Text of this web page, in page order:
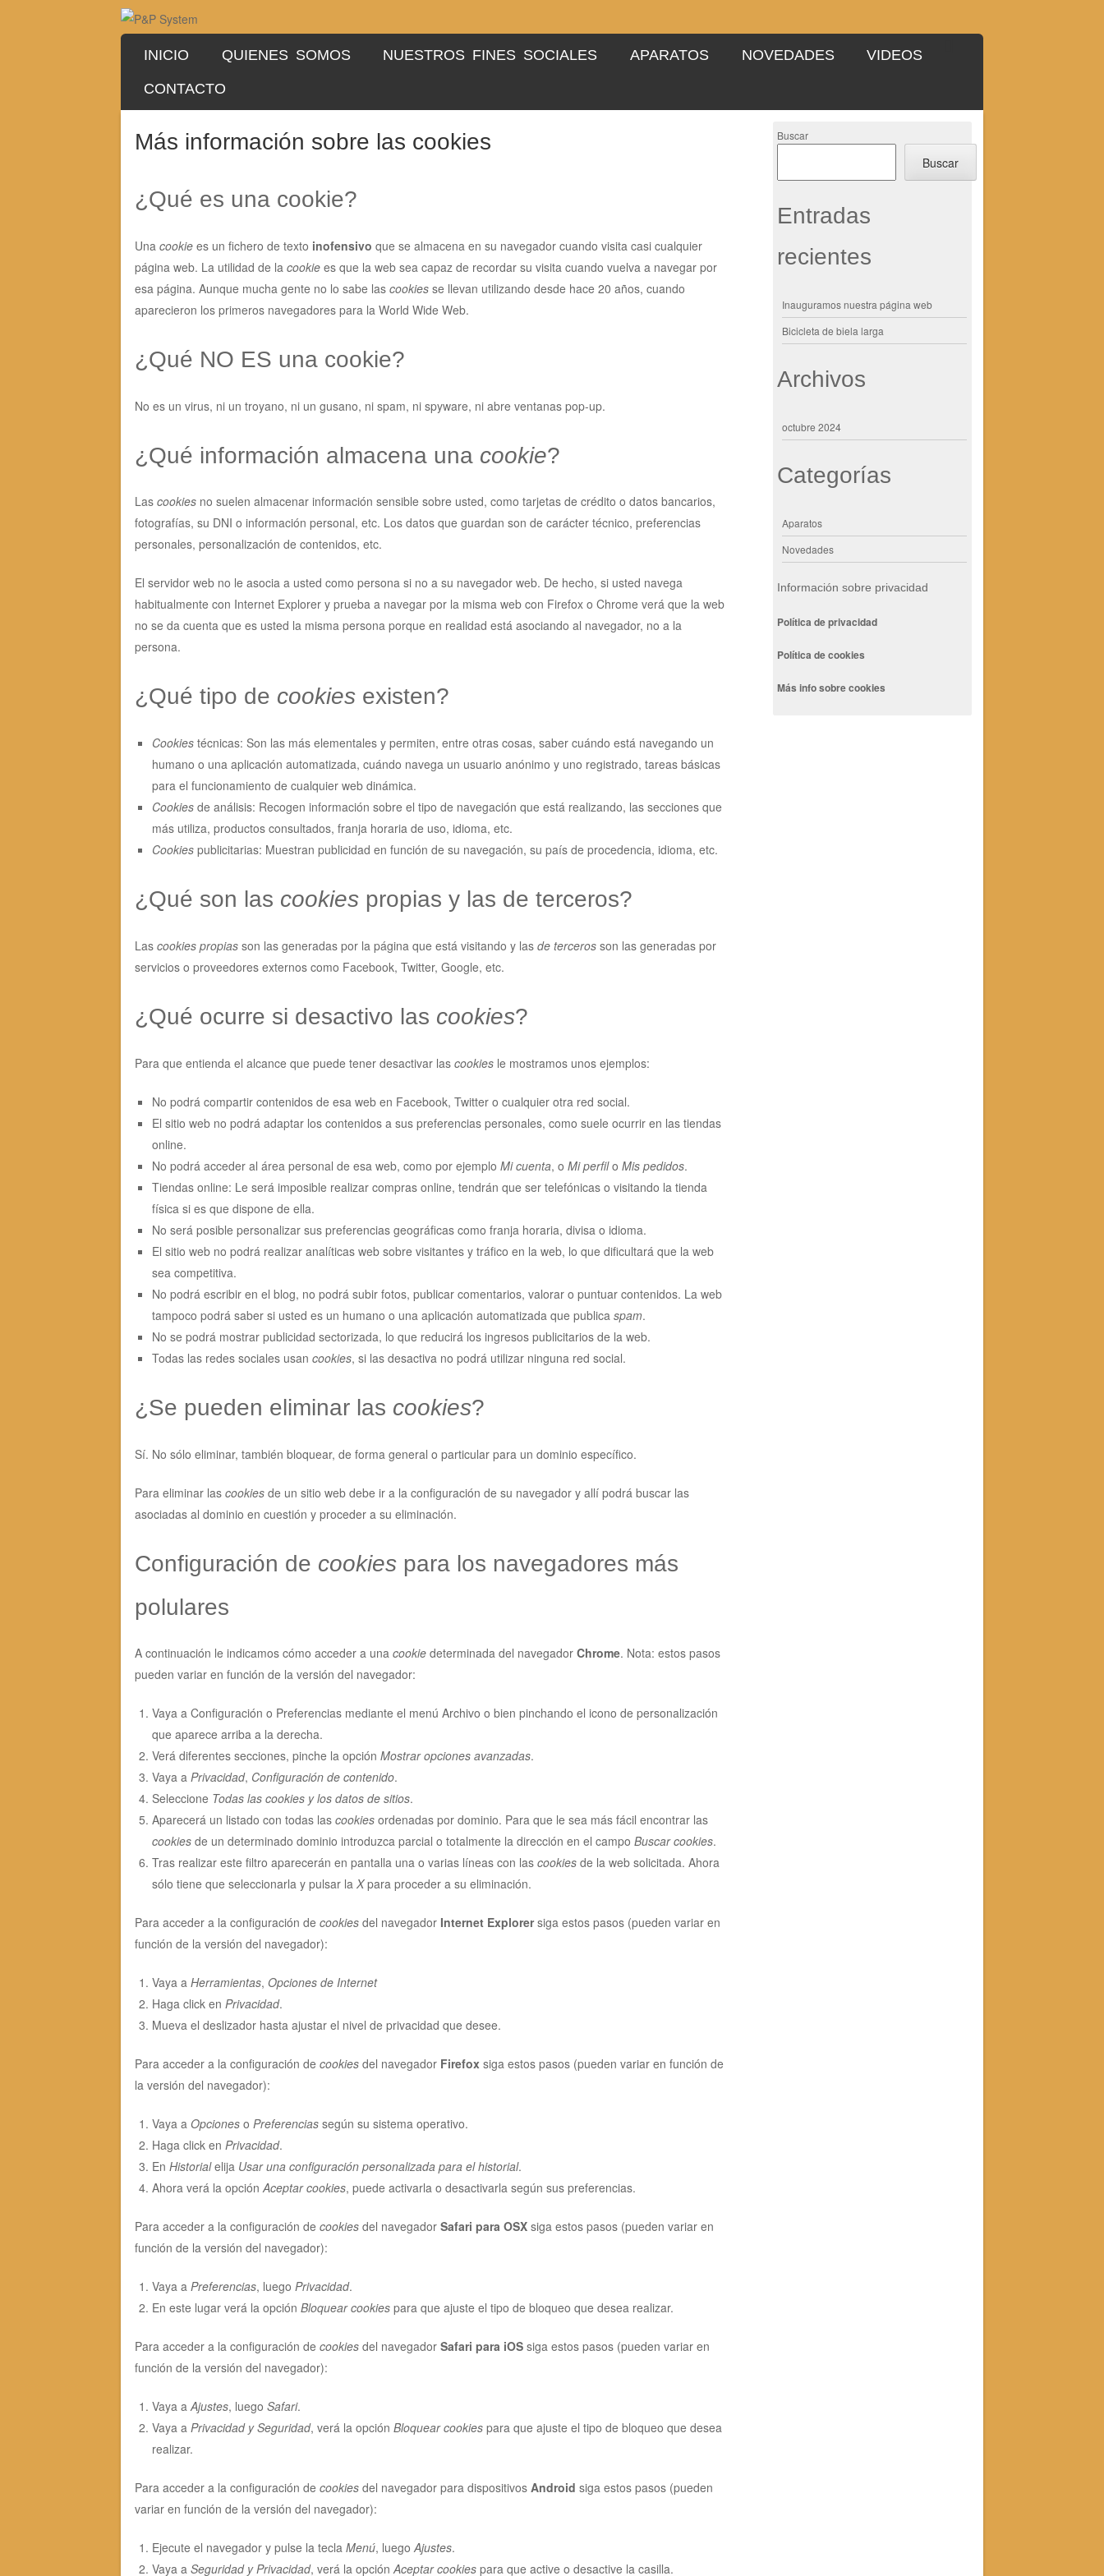
Menu
SKIP TO CONTENT
INICIO QUIENES SOMOS NUESTROS FINES SOCIALES APARATOS NOVEDADES VIDEOS
CONTACTO
Más información sobre las cookies
¿Qué es una cookie?
Una cookiees un fichero de texto inofensivo que se almacena en su navegador cuando visita casi cualquier
página web. La utilidad de la cookiees que la web sea capaz de recordar su visita cuando vuelva a navegar por
esa página. Aunque mucha gente no lo sabe las cookiesse llevan utilizando desde hace 20 años, cuando
aparecieron los primeros navegadores para la World Wide Web.
¿Qué NO ES una cookie?
No es un virus, ni un troyano, ni un gusano, ni spam, ni spyware, ni abre ventanas pop-up.
¿Qué información almacena una cookie?
Las cookiesno suelen almacenar información sensible sobre usted, como tarjetas de crédito o datos bancarios,
fotografías, su DNI o información personal, etc. Los datos que guardan son de carácter técnico, preferencias
personales, personalización de contenidos, etc.
El servidor web no le asocia a usted como persona si no a su navegador web. De hecho, si usted navega
habitualmente con Internet Explorer y prueba a navegar por la misma web con Firefox o Chrome verá que la web
no se da cuenta que es usted la misma persona porque en realidad está asociando al navegador, no a la
persona.
¿Qué tipo de cookiesexisten?
Cookiestécnicas: Son las más elementales y permiten, entre otras cosas, saber cuándo está navegando un
humano o una aplicación automatizada, cuándo navega un usuario anónimo y uno registrado, tareas básicas
para el funcionamiento de cualquier web dinámica.
Cookiesde análisis: Recogen información sobre el tipo de navegación que está realizando, las secciones que
más utiliza, productos consultados, franja horaria de uso, idioma, etc.
Cookiespublicitarias: Muestran publicidad en función de su navegación, su país de procedencia, idioma, etc.
¿Qué son las cookiespropias y las de terceros?
Las cookies propiasson las generadas por la página que está visitando y las de tercerosson las generadas por
servicios o proveedores externos como Facebook, Twitter, Google, etc.
¿Qué ocurre si desactivo las cookies?
Para que entienda el alcance que puede tener desactivar las cookiesle mostramos unos ejemplos:
No podrá compartir contenidos de esa web en Facebook, Twitter o cualquier otra red social.
El sitio web no podrá adaptar los contenidos a sus preferencias personales, como suele ocurrir en las tiendas
online.
No podrá acceder al área personal de esa web, como por ejemplo Mi cuenta, o Mi perfilo Mis pedidos.
Tiendas online: Le será imposible realizar compras online, tendrán que ser telefónicas o visitando la tienda
física si es que dispone de ella.
No será posible personalizar sus preferencias geográficas como franja horaria, divisa o idioma.
El sitio web no podrá realizar analíticas web sobre visitantes y tráfico en la web, lo que dificultará que la web
sea competitiva.
No podrá escribir en el blog, no podrá subir fotos, publicar comentarios, valorar o puntuar contenidos. La web
tampoco podrá saber si usted es un humano o una aplicación automatizada que publica spam.
No se podrá mostrar publicidad sectorizada, lo que reducirá los ingresos publicitarios de la web.
Todas las redes sociales usan cookies, si las desactiva no podrá utilizar ninguna red social.
¿Se pueden eliminar las cookies?
Sí. No sólo eliminar, también bloquear, de forma general o particular para un dominio específico.
Para eliminar las cookiesde un sitio web debe ir a la configuración de su navegador y allí podrá buscar las
asociadas al dominio en cuestión y proceder a su eliminación.
Configuración de cookiespara los navegadores más
polulares
A continuación le indicamos cómo acceder a una cookiedeterminada del navegador Chrome. Nota: estos pasos
pueden variar en función de la versión del navegador:
Vaya a Configuración o Preferencias mediante el menú Archivo o bien pinchando el icono de personalización
que aparece arriba a la derecha.
Verá diferentes secciones, pinche la opción Mostrar opciones avanzadas.
Vaya a Privacidad, Configuración de contenido.
Seleccione Todas las cookiesy los datos de sitios.
Aparecerá un listado con todas las cookiesordenadas por dominio. Para que le sea más fácil encontrar las
cookiesde un determinado dominio introduzca parcial o totalmente la dirección en el campo Buscar cookies.
Tras realizar este filtro aparecerán en pantalla una o varias líneas con las cookiesde la web solicitada. Ahora
sólo tiene que seleccionarla y pulsar la Xpara proceder a su eliminación.
Para acceder a la configuración de cookiesdel navegador Internet Explorersiga estos pasos (pueden variar en
función de la versión del navegador):
Vaya a Herramientas, Opciones de Internet
Haga click en Privacidad.
Mueva el deslizador hasta ajustar el nivel de privacidad que desee.
Para acceder a la configuración de cookiesdel navegador Firefoxsiga estos pasos (pueden variar en función de
la versión del navegador):
Vaya a Opcioneso Preferenciassegún su sistema operativo.
Haga click en Privacidad.
En Historialelija Usar una configuración personalizada para el historial.
Ahora verá la opciónAceptar cookies, puede activarla o desactivarla según sus preferencias.
Para acceder a la configuración de cookiesdel navegador Safari para OSXsiga estos pasos (pueden variar en
función de la versión del navegador):
Vaya a Preferencias, luego Privacidad.
En este lugar verá la opción Bloquear cookiespara que ajuste el tipo de bloqueo que desea realizar.
Para acceder a la configuración de cookiesdel navegador Safari para iOSsiga estos pasos (pueden variar en
función de la versión del navegador):
Vaya aAjustes, luego Safari.
Vaya a Privacidad y Seguridad, verá la opción Bloquear cookiespara que ajuste el tipo de bloqueo que desea
realizar.
Para acceder a la configuración de cookiesdel navegador para dispositivos Android siga estos pasos (pueden
variar en función de la versión del navegador):
Ejecute el navegador y pulse la tecla Menú, luegoAjustes.
Vaya a Seguridad y Privacidad, verá la opciónAceptar cookiespara que active o desactive la casilla.
Buscar
Buscar
Entradas
recientes
Inauguramos nuestra página web
Bicicleta de biela larga
Archivos
octubre 2024
Categorías
Aparatos
Novedades
Información sobre privacidad
Política de privacidad
Política de cookies
Más info sobre cookies